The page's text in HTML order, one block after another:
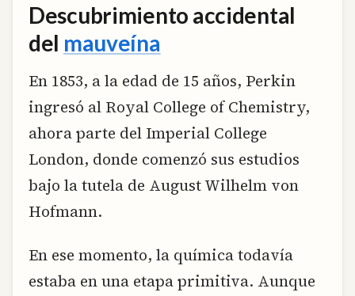
Descubrimiento accidental
del mauveína
En 1853, a la edad de 15 años, Perkin
ingresó al Royal College of Chemistry,
ahora parte del Imperial College
London, donde comenzó sus estudios
bajo la tutela de August Wilhelm von
Hofmann.
En ese momento, la química todavía
estaba en una etapa primitiva. Aunque